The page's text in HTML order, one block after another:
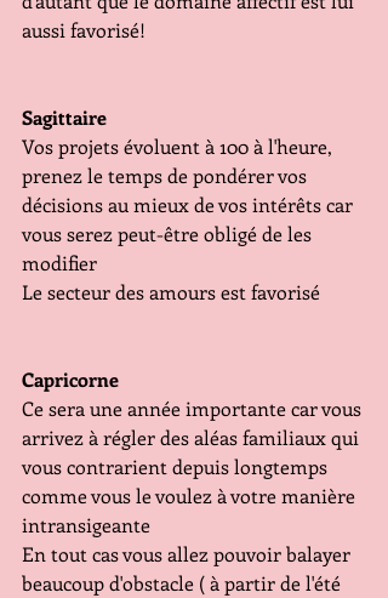
aussi favorisé!
Sagittaire
Vos projets évoluent à 100 à l'heure,
prenez le temps de pondérer vos
décisions au mieux de vos intérêts car
vous serez peut-être obligé de les
modifier
Le secteur des amours est favorisé
Capricorne
Ce sera une année importante car vous
arrivez à régler des aléas familiaux qui
vous contrarient depuis longtemps
comme vous le voulez à votre manière
intransigeante
En tout cas vous allez pouvoir balayer
beaucoup d'obstacle ( à partir de l'été